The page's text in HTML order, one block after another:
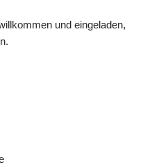
und eingeladen,